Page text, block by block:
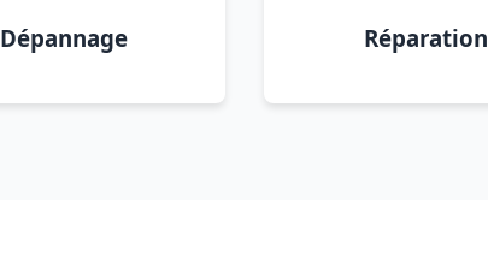
Dépannage Réparation